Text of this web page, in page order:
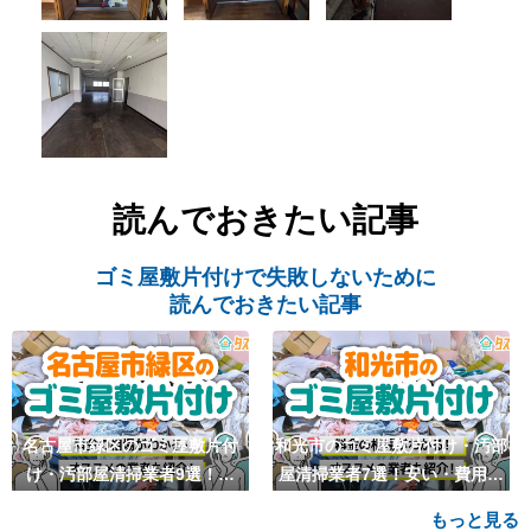
読んでおきたい記事
ゴミ屋敷片付けで失敗しないために
読んでおきたい記事
名古屋市緑区のゴミ屋敷片付
け・汚部屋清掃業者9選！安
和光市のゴミ屋敷片付け・汚部
屋清掃業者7選！安い・費用相
もっと見る